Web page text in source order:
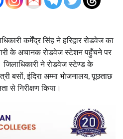
कर्मेंद्र सिंह ने हरिद्वार रोडवेज का
के अचानक रोडवेज स्टेशन पहुँचने पर
ने रोडवेज स्टेण्ड के
बसों, इंदिरा अम्मा भोजनालय, पूछताछ
से निरीक्षण किया।